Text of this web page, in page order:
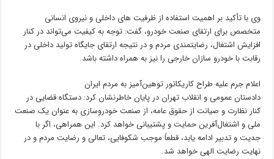
وی با تأکید بر اهمیت استفاده از ظرفیت‌ های داخلی و نیروی انسانی
متخصص برای ارتقای صنعت خودرو، گفت: توجه به کیفیت می‌تواند در کنار
افزایش اشتغال، رضایتمندی مردم و در نتیجه ارتقای جایگاه تولید داخلی در
رقابت با خودرو سازان خارجی را نیز به همراه داشته باشد.
اعلام جرم علیه طراح کاریکاتور توهین‌آمیز به مردم ایران
دادستان عمومی و انقلاب تهران در پایان خاطرنشان کرد: دستگاه قضایی در
کنار نظارت و صیانت از حقوق عامه، از صنعت خودروسازی به عنوان یک صنعت
ملی و اشتغال‌آفرین حمایت و پشتیبانی خواهد کرد. این همراهی، اگر با
جدیت و تدبیر ادامه یابد، قطعاً موجب شکوفایی، تعالی و رضایت مردم و در
نهایت رضایت الهی خواهد شد.